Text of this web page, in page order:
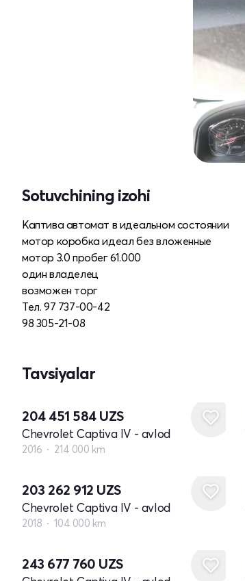
Sotuvchining izohi
Каптива автомат в идеальном состоянии
мотор коробка идеал без вложенные
мотор 3.0 пробег 61.000
один владелец
возможен торг
Тел. 97 737-00-42
98 305-21-08
Tavsiyalar
204 451 584 UZS
Chevrolet Captiva IV - avlod
2016 214 000 km
203 262 912 UZS
Chevrolet Captiva IV - avlod
2018 104 000 km
243 677 760 UZS